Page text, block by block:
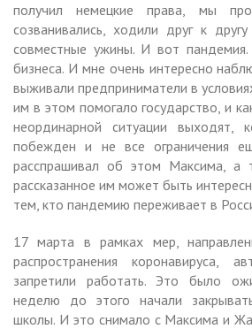
получил немецкие права, мы
созванивались, ходили друг к
совместные ужины. И вот
бизнеса. И мне очень интересно
выживали предприниматели в
им в этом помогало государство, и
неординарной ситуации выходят,
побежден и не все ограничения
расспрашивал об этом Максима, а
рассказанное им может быть
тем, кто пандемию переживает в
17 марта в рамках мер,
распространения коронавируса,
запретили работать. Это было
неделю до этого начали
школы. И это снимало с Максима и